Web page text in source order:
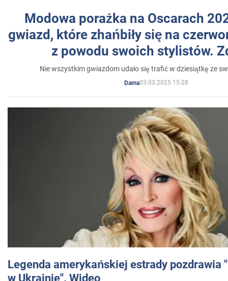
Modowa porażka na Oscarach
gwiazd, które zhańbiły się na
z powodu swoich stylistów.
Nie wszystkim gwiazdom udało się trafić w dziesiątkę ze
Dama03.03.2025 15:28
Legenda amerykańskiej estrady pozdrawia
w Ukrainie". Wideo